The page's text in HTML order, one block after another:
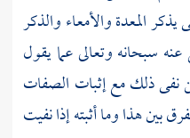
المعدة والأمعاء والذكر
سبحانه وتعالى عما يقول
نفى ذلك مع إثبات الصفات
بين هذا وما أثبته إذا نفيت